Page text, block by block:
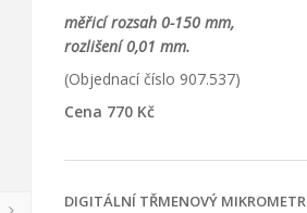
měřicí rozsah 0-150 mm,
rozlišení 0,01 mm.
(Objednací číslo 907.537)
Cena 770 Kč
DIGITÁLNÍ TŘMENOVÝ MIKROMETR